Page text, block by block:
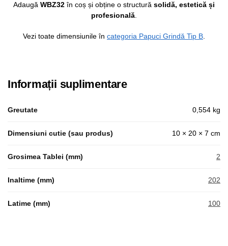
Adaugă WBZ32în coș și obține o structură solidă, estetică și
profesională.
Vezi toate dimensiunile în categoria Papuci Grindă Tip B
Informații suplimentare
Greutate 0,554 kg
Dimensiuni cutie (sau produs) 10 × 20 × 7 cm
Grosimea Tablei (mm) 2
Inaltime (mm) 202
Latime (mm) 100